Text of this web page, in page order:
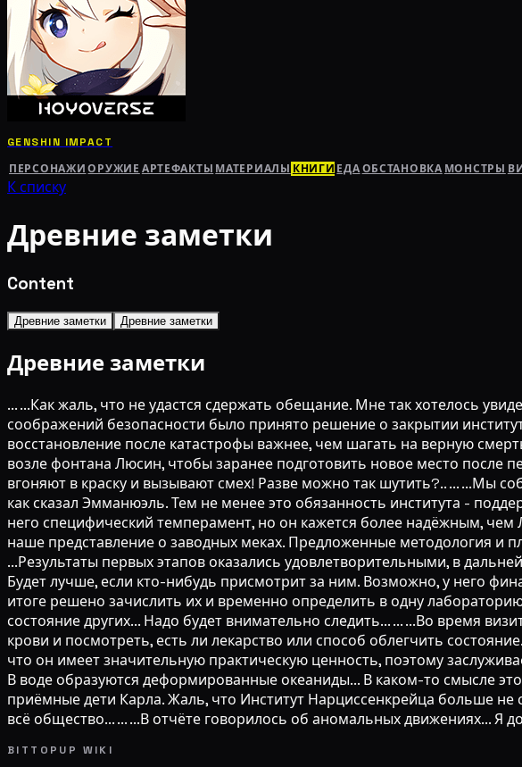
GENSHIN IMPACT
ПЕРСОНАЖИ ОРУЖИЕ АРТЕФАКТЫ МАТЕРИАЛЫ КНИГИ ЕДАОБСТАНОВКА МОНСТРЫ
К списку
Древние заметки
Content
Древние заметки Древние заметки
Древние заметки
... ...Как жаль, что не удастся сдержать обещание. Мне так хотелось
соображений безопасности было принято решение о закрытии
восстановление после катастрофы важнее, чем шагать на верную
возле фонтана Люсин, чтобы заранее подготовить новое место после
вгоняют в краску и вызывают смех! Разве можно так шутить?.. ... ...Мы
как сказал Эмманюэль. Тем не менее это обязанность института -
него специфический темперамент, но он кажется более надёжным,
наше представление о заводных меках. Предложенные методология и
...Результаты первых этапов оказались удовлетворительными, в
Будет лучше, если кто-нибудь присмотрит за ним. Возможно, у него
итоге решено зачислить их и временно определить в одну
состояние других... Надо будет внимательно следить... ... ...Во время
крови и посмотреть, есть ли лекарство или способ облегчить
что он имеет значительную практическую ценность, поэтому
В воде образуются деформированные океаниды... В каком-то смысле
приёмные дети Карла. Жаль, что Институт Нарциссенкрейца больше
всё общество... ... ...В отчёте говорилось об аномальных движениях... Я
BITTOPUP WIKI